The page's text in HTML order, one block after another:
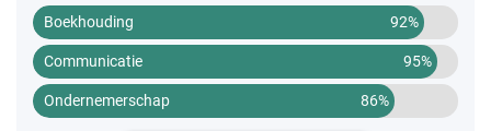
Boekhouding 92%
Communicatie 95%
Ondernemerschap 86%